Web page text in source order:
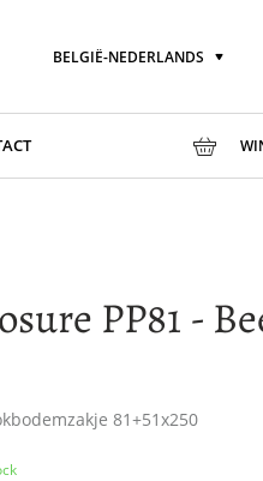
Taal
BELGIË-NEDERLANDS
PP81 -
81+51x250